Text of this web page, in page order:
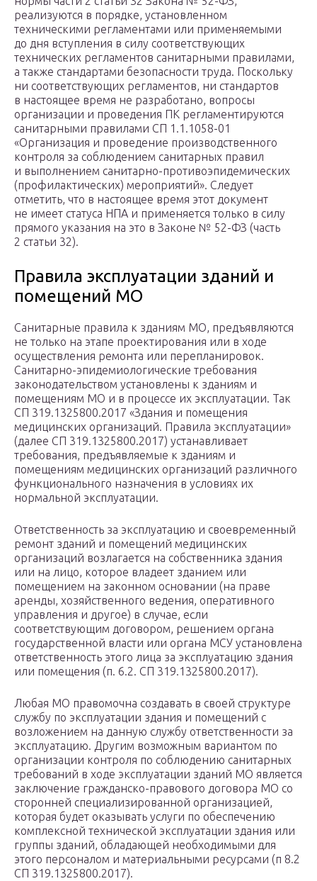
реализуются в порядке, установленном
техническими регламентами или применяемыми
до дня вступления в силу соответствующих
технических регламентов санитарными правилами,
а также стандартами безопасности труда. Поскольку
ни соответствующих регламентов, ни стандартов
в настоящее время не разработано, вопросы
организации и проведения ПК регламентируются
санитарными правилами СП 1.1.1058-01
«Организация и проведение производственного
контроля за соблюдением санитарных правил
и выполнением санитарно-противоэпидемических
(профилактических) мероприятий». Следует
отметить, что в настоящее время этот документ
не имеет статуса НПА и применяется только в силу
прямого указания на это в Законе № 52-ФЗ (часть
2 статьи 32).
Правила эксплуатации зданий и
помещений МО
Санитарные правила к зданиям МО, предъявляются
не только на этапе проектирования или в ходе
осуществления ремонта или перепланировок.
Санитарно-эпидемиологические требования
законодательством установлены к зданиям и
помещениям МО и в процессе их эксплуатации. Так
СП 319.1325800.2017 «Здания и помещения
медицинских организаций. Правила эксплуатации»
(далее СП 319.1325800.2017) устанавливает
требования, предъявляемые к зданиям и
помещениям медицинских организаций различного
функционального назначения в условиях их
нормальной эксплуатации.
Ответственность за эксплуатацию и своевременный
ремонт зданий и помещений медицинских
организаций возлагается на собственника здания
или на лицо, которое владеет зданием или
помещением на законном основании (на праве
аренды, хозяйственного ведения, оперативного
управления и другое) в случае, если
соответствующим договором, решением органа
государственной власти или органа МСУ установлена
ответственность этого лица за эксплуатацию здания
или помещения (п. 6.2. СП 319.1325800.2017).
Любая МО правомочна создавать в своей структуре
службу по эксплуатации здания и помещений с
возложением на данную службу ответственности за
эксплуатацию. Другим возможным вариантом по
организации контроля по соблюдению санитарных
требований в ходе эксплуатации зданий МО является
заключение гражданско-правового договора МО со
сторонней специализированной организацией,
которая будет оказывать услуги по обеспечению
комплексной технической эксплуатации здания или
группы зданий, обладающей необходимыми для
этого персоналом и материальными ресурсами (п 8.2
СП 319.1325800.2017).